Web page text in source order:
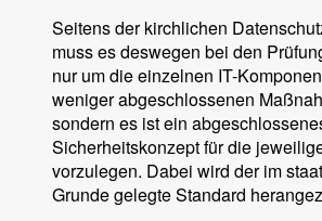
Seitens der kirchlichen
muss es deswegen bei den
nur um die einzelnen IT-
weniger abgeschlossenen
sondern es ist ein
Sicherheitskonzept für die
vorzulegen. Dabei wird der im
Grunde gelegte Standard